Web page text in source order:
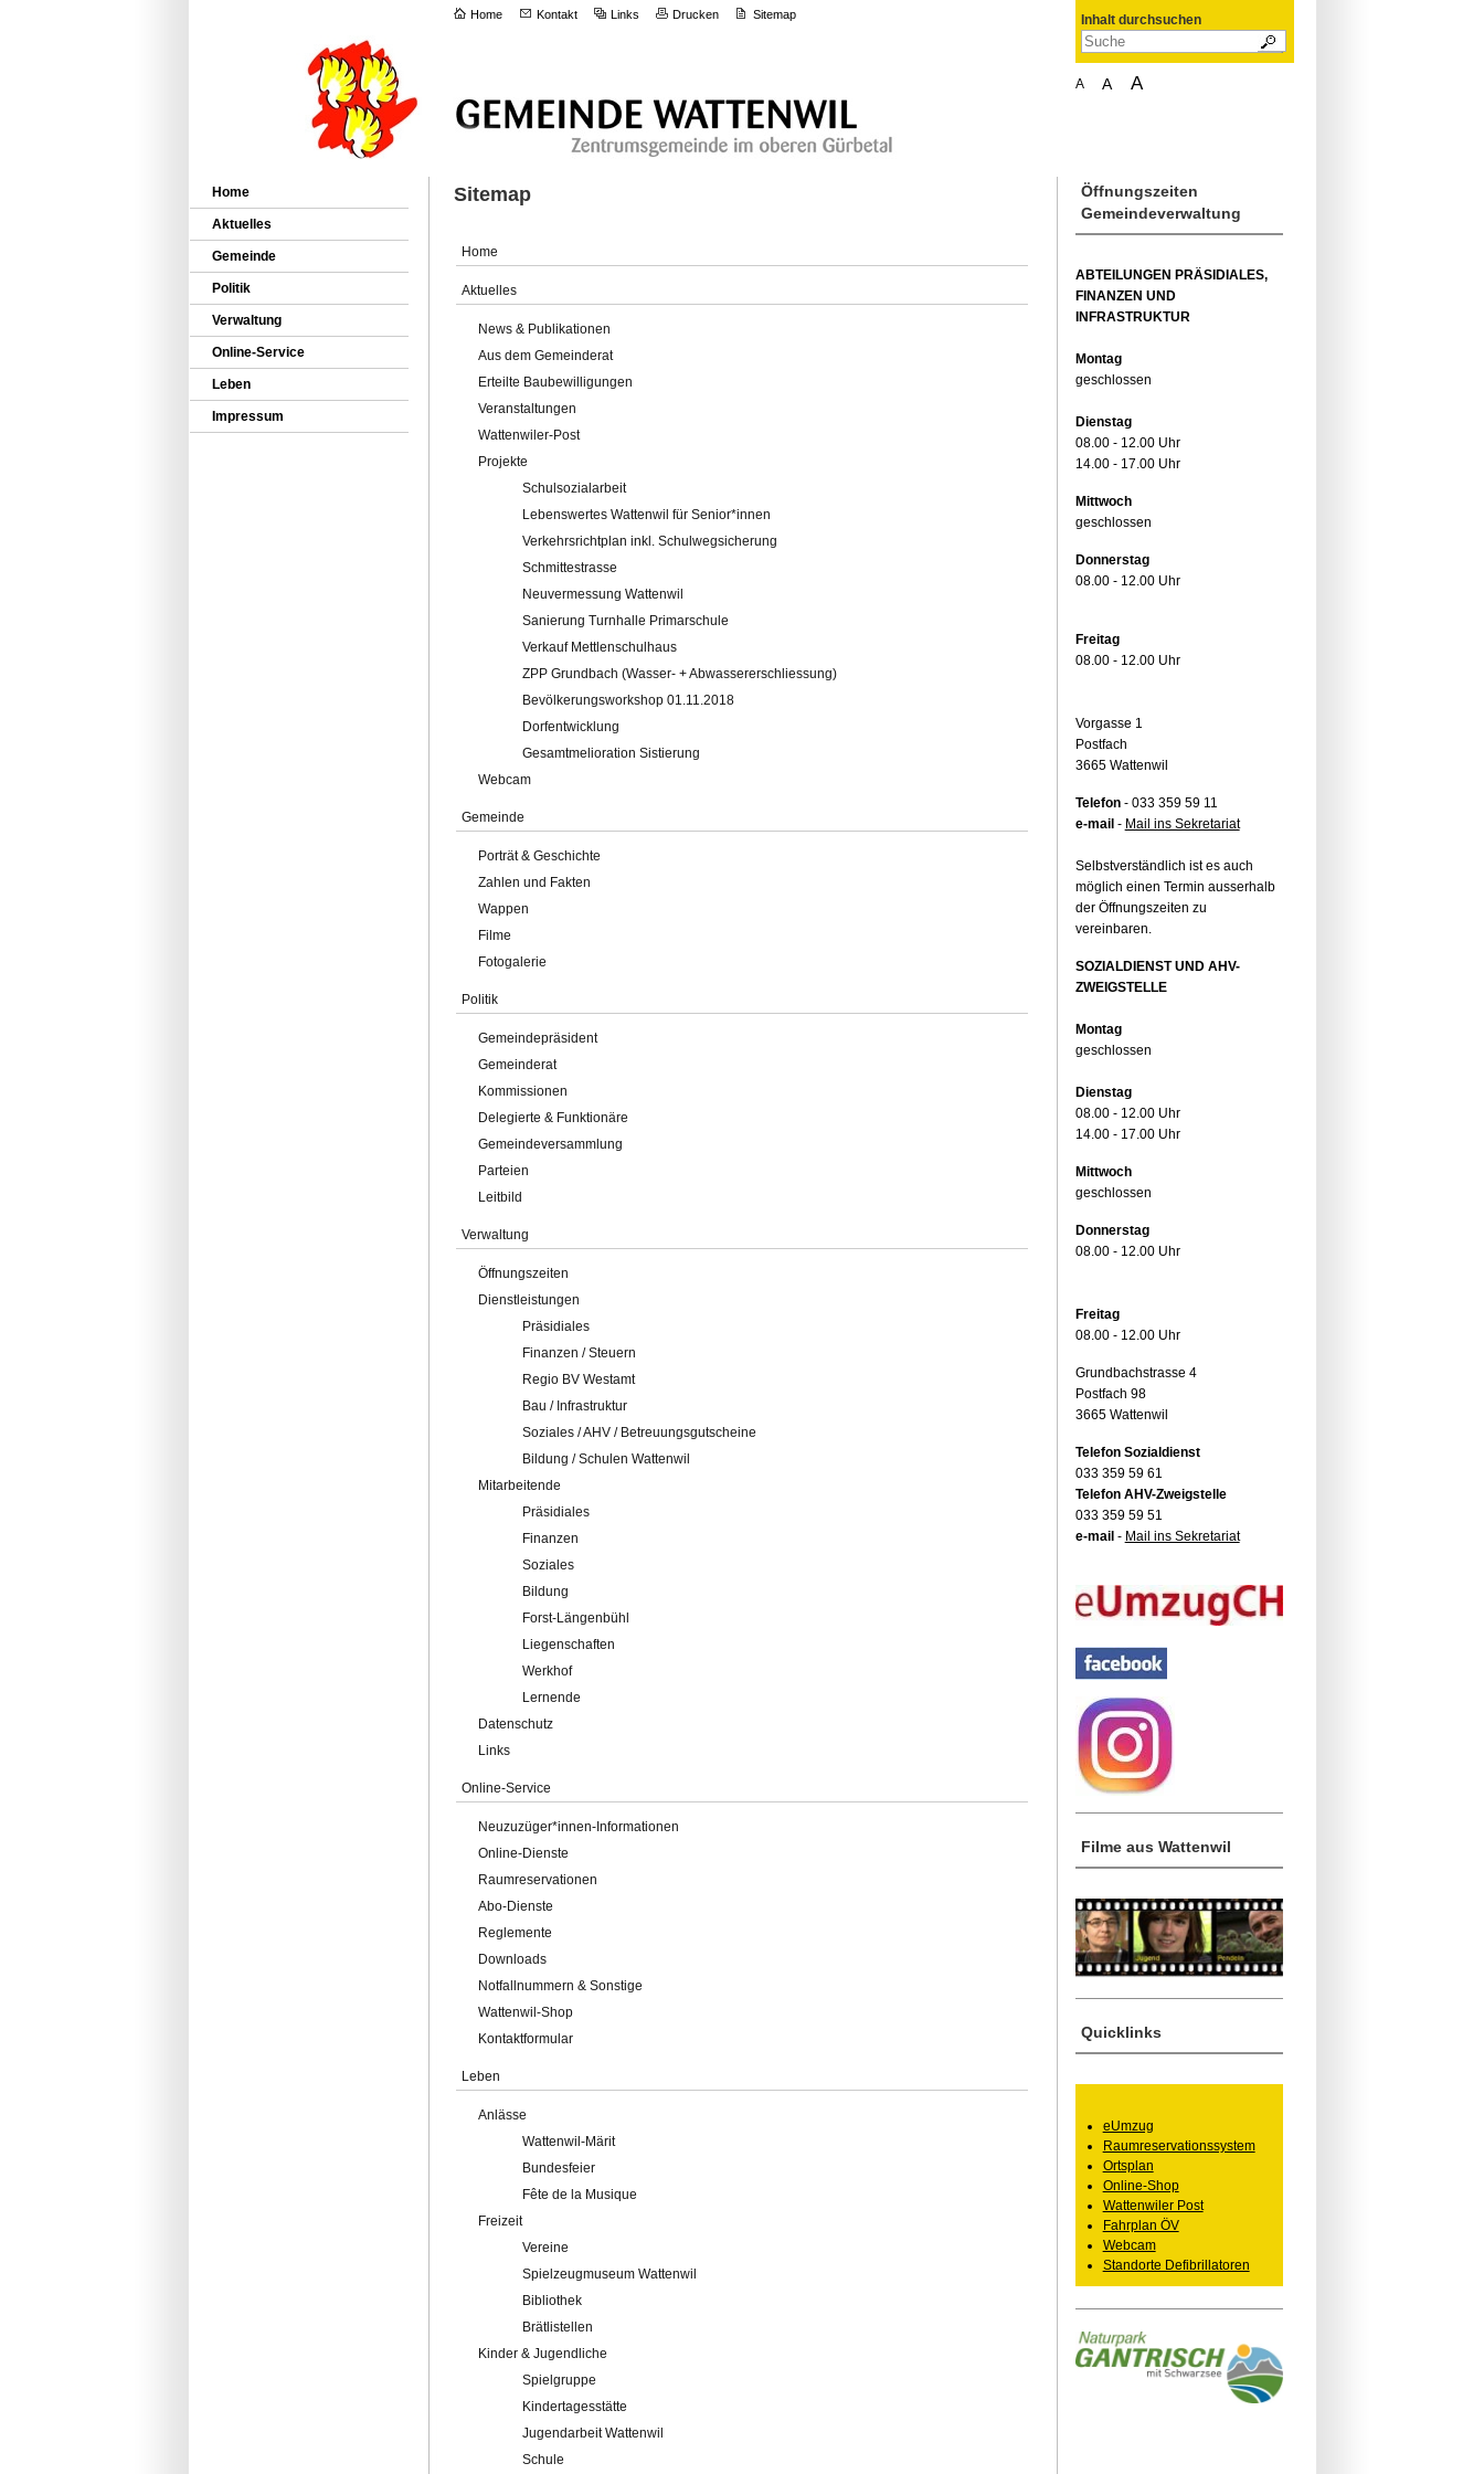
Home Kontakt Links Drucken Sitemap Inhalt durchsuchen
A A A
Home
Aktuelles
Gemeinde
Politik
Verwaltung
Online-Service
Leben
Impressum
Sitemap
Home
Aktuelles
News & Publikationen
Aus dem Gemeinderat
Erteilte Baubewilligungen
Veranstaltungen
Wattenwiler-Post
Projekte
Schulsozialarbeit
Lebenswertes Wattenwil für Senior*innen
Verkehrsrichtplan inkl. Schulwegsicherung
Schmittestrasse
Neuvermessung Wattenwil
Sanierung Turnhalle Primarschule
Verkauf Mettlenschulhaus
ZPP Grundbach (Wasser- + Abwassererschliessung)
Bevölkerungsworkshop 01.11.2018
Dorfentwicklung
Gesamtmelioration Sistierung
Webcam
Gemeinde
Porträt & Geschichte
Zahlen und Fakten
Wappen
Filme
Fotogalerie
Politik
Gemeindepräsident
Gemeinderat
Kommissionen
Delegierte & Funktionäre
Gemeindeversammlung
Parteien
Leitbild
Verwaltung
Öffnungszeiten
Dienstleistungen
Präsidiales
Finanzen / Steuern
Regio BV Westamt
Bau / Infrastruktur
Soziales / AHV / Betreuungsgutscheine
Bildung / Schulen Wattenwil
Mitarbeitende
Präsidiales
Finanzen
Soziales
Bildung
Forst-Längenbühl
Liegenschaften
Werkhof
Lernende
Datenschutz
Links
Online-Service
Neuzuzüger*innen-Informationen
Online-Dienste
Raumreservationen
Abo-Dienste
Reglemente
Downloads
Notfallnummern & Sonstige
Wattenwil-Shop
Kontaktformular
Leben
Anlässe
Wattenwil-Märit
Bundesfeier
Fête de la Musique
Freizeit
Vereine
Spielzeugmuseum Wattenwil
Bibliothek
Brätlistellen
Kinder & Jugendliche
Spielgruppe
Kindertagesstätte
Jugendarbeit Wattenwil
Schule
Öffnungszeiten
Gemeindeverwaltung
ABTEILUNGEN PRÄSIDIALES,
FINANZEN UND
INFRASTRUKTUR
Montag
geschlossen
Dienstag
08.00 - 12.00 Uhr
14.00 - 17.00 Uhr
Mittwoch
geschlossen
Donnerstag
08.00 - 12.00 Uhr
Freitag
08.00 - 12.00 Uhr
Vorgasse 1
Postfach
3665 Wattenwil
Telefon- 033 359 59 11
e-mail - Mail ins Sekretariat
Selbstverständlich ist es auch
möglich einen Termin ausserhalb
der Öffnungszeiten zu
vereinbaren.
SOZIALDIENST UND AHV-
ZWEIGSTELLE
Montag
geschlossen
Dienstag
08.00 - 12.00 Uhr
14.00 - 17.00 Uhr
Mittwoch
geschlossen
Donnerstag
08.00 - 12.00 Uhr
Freitag
08.00 - 12.00 Uhr
Grundbachstrasse 4
Postfach 98
3665 Wattenwil
Telefon Sozialdienst
033 359 59 61
Telefon AHV-Zweigstelle
033 359 59 51
e-mail - Mail ins Sekretariat
Filme aus Wattenwil
Quicklinks
eUmzug
Raumreservationssystem
Ortsplan
Online-Shop
Wattenwiler Post
Fahrplan ÖV
Webcam
Standorte Defibrillatoren